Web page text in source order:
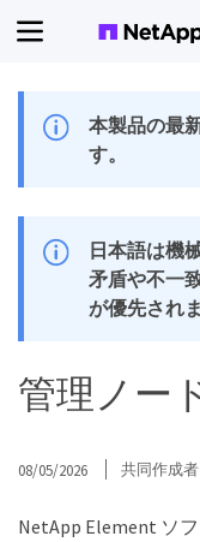
本製品の最
す。
日本語は機
矛盾や不一
が優先されま
管理ノー
08/05/2026 共同作成者
NetApp Element ソ